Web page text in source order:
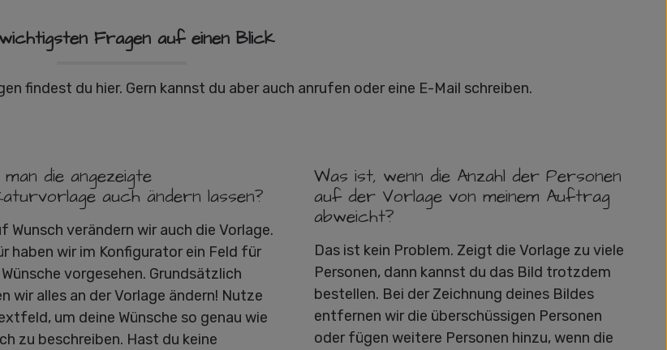
Fragen auf einen Blick
findest du hier. Gern kannst du aber auch anrufen oder eine E-Mail schreiben.
man die angezeigte
auch ändern lassen?
Wunsch verändern wir auch die Vorlage.
haben wir im Konfigurator ein Feld für
vorgesehen. Grundsätzlich
wir alles an der Vorlage ändern! Nutze
um deine Wünsche so genau wie
zu beschreiben. Hast du keine
Was ist, wenn die Anzahl der Personen
auf der Vorlage von meinem Auftrag
abweicht?
Das ist kein Problem. Zeigt die Vorlage zu viele
Personen, dann kannst du das Bild trotzdem
bestellen. Bei der Zeichnung deines Bildes
entfernen wir die überschüssigen Personen
oder fügen weitere Personen hinzu, wenn die